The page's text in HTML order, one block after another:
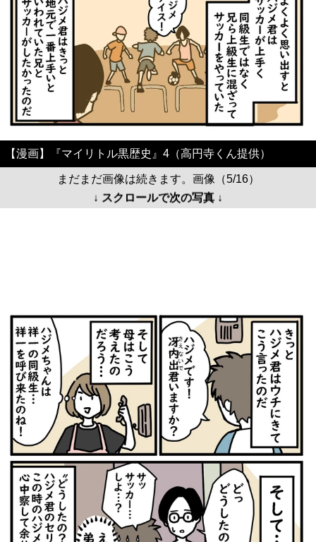
【漫画】『マイリトル黒歴史』4（高円寺くん提供）
まだまだ画像は続きます。画像（5/16）
↓ スクロールで次の写真 ↓